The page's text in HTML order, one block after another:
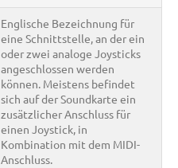
Englische Bezeichnung für
eine Schnittstelle, an der ein
oder zwei analoge Joysticks
angeschlossen werden
können. Meistens befindet
sich auf der Soundkarte ein
zusätzlicher Anschluss für
einen Joystick, in
Kombination mit dem MIDI-
Anschluss.